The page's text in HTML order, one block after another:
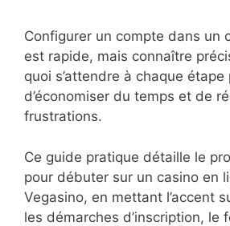
Configurer un compte dans un
est rapide, mais connaître
quoi s’attendre à chaque étape
d’économiser du temps et de
frustrations.
Ce guide pratique détaille le
pour débuter sur un casino en
Vegasino, en mettant l’accent
les démarches d’inscription, le